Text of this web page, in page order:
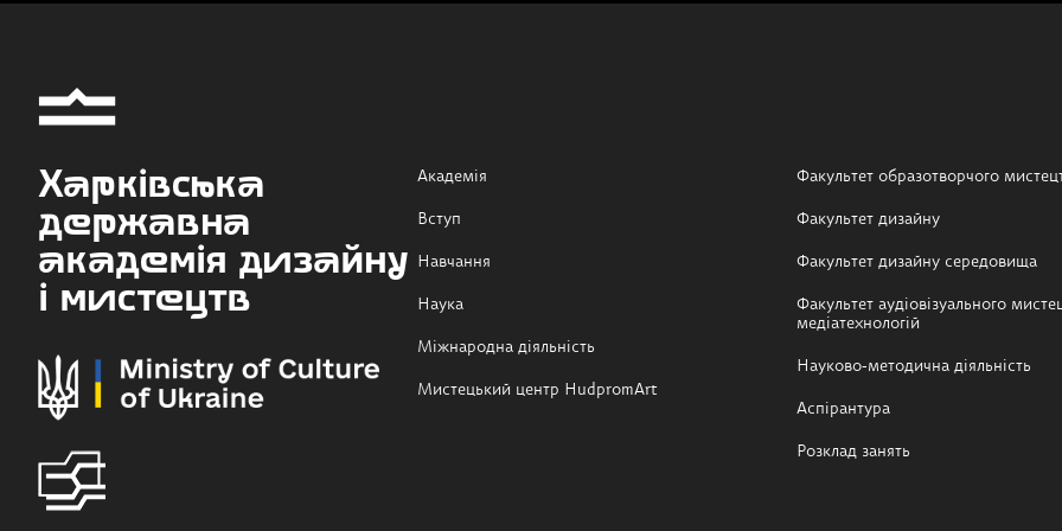
Харківська
державна
академія дизайну
і мистецтв
Академія
Вступ
Навчання
Наука
Міжнародна діяльність
Мистецький центр HudpromArt
Факультет образотворчого
Факультет дизайну
Факультет дизайну середовища
Факультет аудіовізуального
медіатехнологій
Науково-методична діяльність
Аспірантура
Розклад занять